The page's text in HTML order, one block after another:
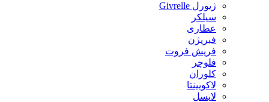
ژیورل Givrelle
سیلکر
عطاری
فبریژن
فریش فروت
فلوچر
کلوران
لاکویینتا
لایسل